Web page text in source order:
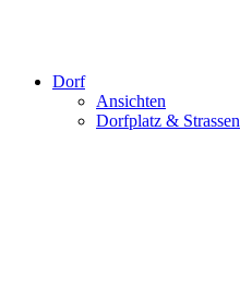
Dorf
Ansichten
Dorfplatz & Strassen